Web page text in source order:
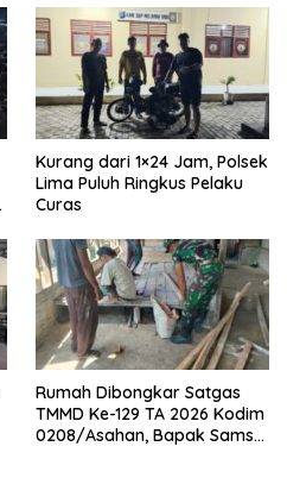
Kurang dari 1×24 Jam, Polsek
Lima Puluh Ringkus Pelaku
Curas
Rumah Dibongkar Satgas
TMMD Ke-129 TA 2026 Kodim
0208/Asahan, Bapak Samsul